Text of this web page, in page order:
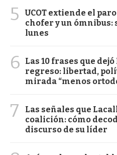
5
UCOT extiende el
chofer y un ómnibus:
lunes
6
Las 10 frases que
regreso: libertad,
mirada “menos
7
Las señales que
coalición: cómo
discurso de su líder